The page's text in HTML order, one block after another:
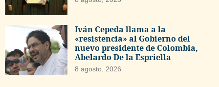
Iván Cepeda llama a la
«resistencia» al Gobierno del
nuevo presidente de Colombia,
Abelardo De la Espriella
8 agosto, 2026